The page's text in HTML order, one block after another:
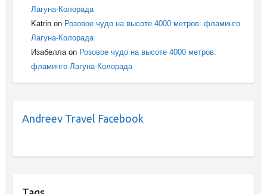
Лагуна-Колорада
Katrinon Розовое чудо на высоте 4000 метров: фламинго
Лагуна-Колорада
Изабеллаon Розовое чудо на высоте 4000 метров:
фламинго Лагуна-Колорада
Andreev Travel Facebook